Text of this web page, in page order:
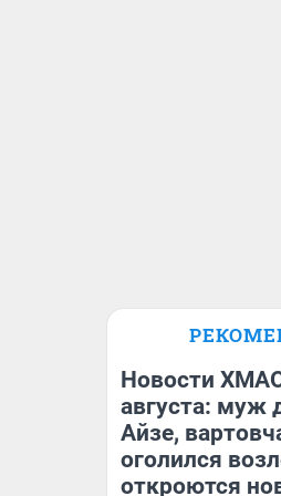
Новости
августа: муж
Айзе,
оголился
откроются